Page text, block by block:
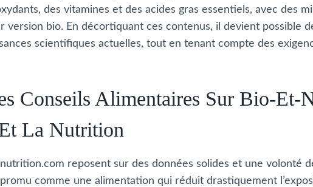
des vitamines et des acides gras essentiels, avec des
version bio. En décortiquant ces contenus, il devient possible
scientifiques actuelles, tout en tenant compte des
Conseils Alimentaires Sur Bio-
La Nutrition
reposent sur des données solides et une volonté
comme une alimentation qui réduit drastiquement